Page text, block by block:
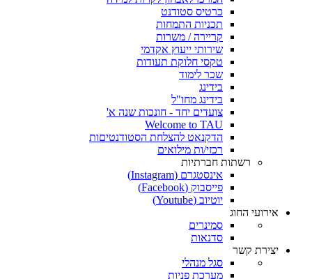
כרטיס סטודנט
תכניות התמחות
קריירה / משרות
שירותי ייעוץ אקדמי
טקסי חלוקת תעודות
שכר לימוד
בידינג
בידינג מחו"ל
צועדים יחד - חונכות שנה א'
Welcome to TAU
הדקנאט להצלחת הסטודנטיםות
רכזי/ות מילואים
רשתות חברתיות
אינסטגרם (Instagram)
פייסבוק (Facebook)
יוטיוב (Youtube)
אירועי החוג
סמינרים
סדנאות
יצירת קשר
סגל מנהלי
מערכת פניות